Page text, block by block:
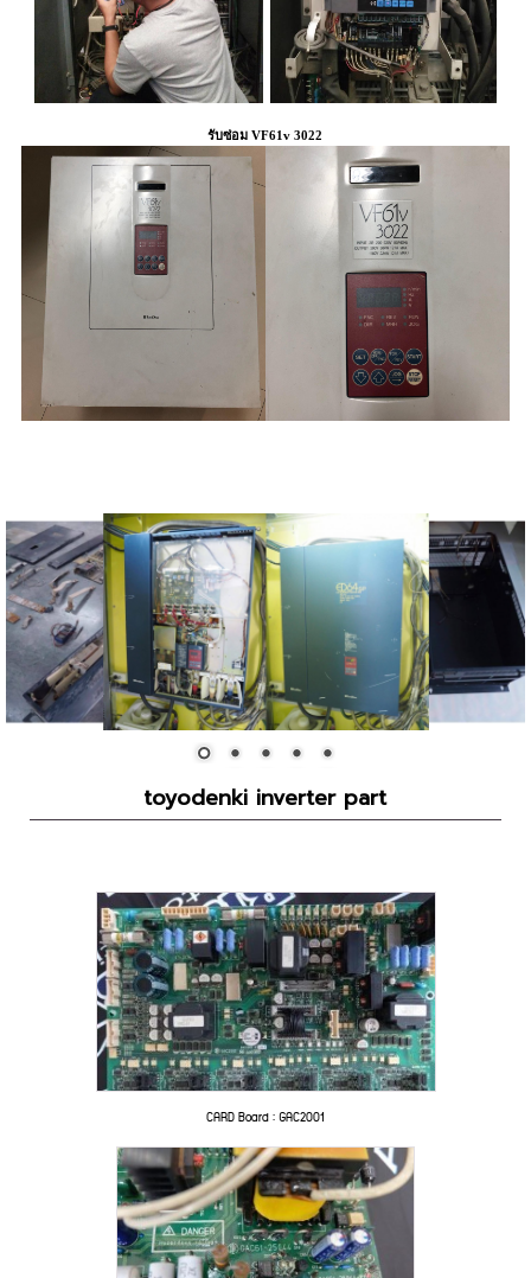
รับซ่อม VF61v 3022
toyodenki inverter part
CARD Board : GAC2001